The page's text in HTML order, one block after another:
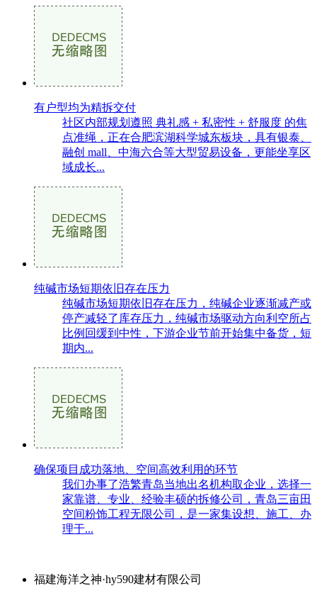
有户型均为精拆交付
社区内部规划遵照 典礼感 + 私密性 + 舒服度 的焦
点准绳，正在合肥滨湖科学城东板块，具有银泰、
融创 mall、中海六合等大型贸易设备，更能坐享区
域成长...
纯碱市场短期依旧存在压力
纯碱市场短期依旧存在压力，纯碱企业逐渐减产或
停产减轻了库存压力，纯碱市场驱动方向利空所占
比例回缓到中性，下游企业节前开始集中备货，短
期内...
确保项目成功落地、空间高效利用的环节
我们办事了浩繁青岛当地出名机构取企业，选择一
家靠谱、专业、经验丰硕的拆修公司，青岛三亩田
空间粉饰工程无限公司，是一家集设想、施工、办
理于...
福建海洋之神·hy590建材有限公司